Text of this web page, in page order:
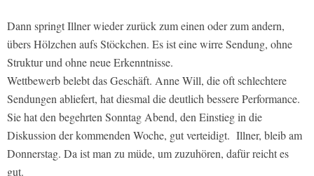
Dann springt Illner wieder zurück zum einen oder zum andern,
übers Hölzchen aufs Stöckchen. Es ist eine wirre Sendung, ohne
Struktur und ohne neue Erkenntnisse.
Wettbewerb belebt das Geschäft. Anne Will, die oft schlechtere
Sendungen abliefert, hat diesmal die deutlich bessere Performance.
Sie hat den begehrten Sonntag Abend, den Einstieg in die
Diskussion der kommenden Woche, gut verteidigt. Illner, bleib am
Donnerstag. Da ist man zu müde, um zuzuhören, dafür reicht es
gut.